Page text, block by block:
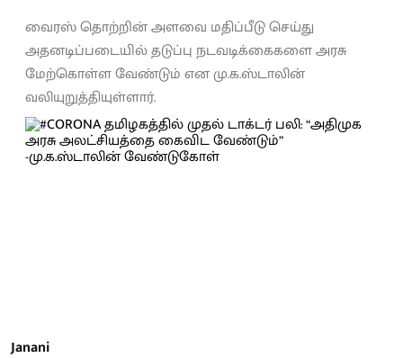
வைரஸ் தொற்றின் அளவை மதிப்பீடு செய்து
அதனடிப்படையில் தடுப்பு நடவடிக்கைகளை அரசு
மேற்கொள்ள வேண்டும் என மு.க.ஸ்டாலின்
வலியுறுத்தியுள்ளார்.
Janani